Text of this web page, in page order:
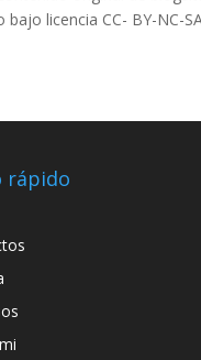
bajo licencia CC- BY-NC-
rápido